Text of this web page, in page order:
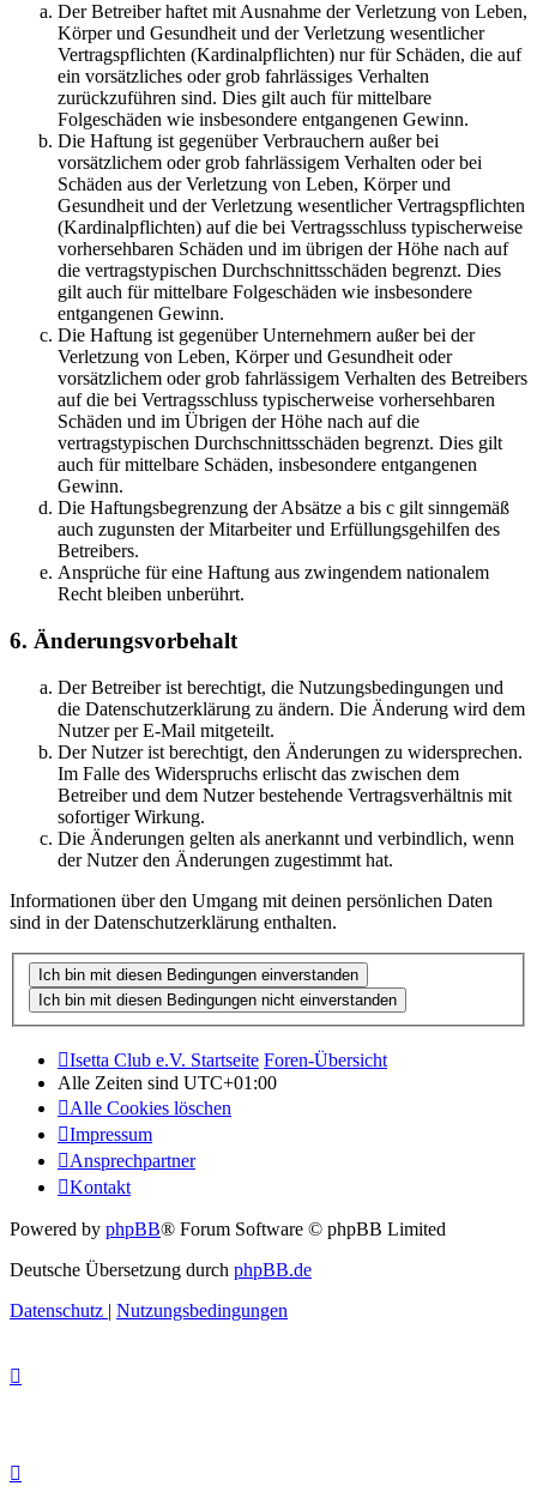
Der Betreiber haftet mit Ausnahme der Verletzung von Leben,
Körper und Gesundheit und der Verletzung wesentlicher
Vertragspflichten (Kardinalpflichten) nur für Schäden, die auf
ein vorsätzliches oder grob fahrlässiges Verhalten
zurückzuführen sind. Dies gilt auch für mittelbare
Folgeschäden wie insbesondere entgangenen Gewinn.
Die Haftung ist gegenüber Verbrauchern außer bei
vorsätzlichem oder grob fahrlässigem Verhalten oder bei
Schäden aus der Verletzung von Leben, Körper und
Gesundheit und der Verletzung wesentlicher Vertragspflichten
(Kardinalpflichten) auf die bei Vertragsschluss typischerweise
vorhersehbaren Schäden und im übrigen der Höhe nach auf
die vertragstypischen Durchschnittsschäden begrenzt. Dies
gilt auch für mittelbare Folgeschäden wie insbesondere
entgangenen Gewinn.
Die Haftung ist gegenüber Unternehmern außer bei der
Verletzung von Leben, Körper und Gesundheit oder
vorsätzlichem oder grob fahrlässigem Verhalten des Betreibers
auf die bei Vertragsschluss typischerweise vorhersehbaren
Schäden und im Übrigen der Höhe nach auf die
vertragstypischen Durchschnittsschäden begrenzt. Dies gilt
auch für mittelbare Schäden, insbesondere entgangenen
Gewinn.
Die Haftungsbegrenzung der Absätze a bis c gilt sinngemäß
auch zugunsten der Mitarbeiter und Erfüllungsgehilfen des
Betreibers.
Ansprüche für eine Haftung aus zwingendem nationalem
Recht bleiben unberührt.
6. Änderungsvorbehalt
Der Betreiber ist berechtigt, die Nutzungsbedingungen und
die Datenschutzerklärung zu ändern. Die Änderung wird dem
Nutzer per E-Mail mitgeteilt.
Der Nutzer ist berechtigt, den Änderungen zu widersprechen.
Im Falle des Widerspruchs erlischt das zwischen dem
Betreiber und dem Nutzer bestehende Vertragsverhältnis mit
sofortiger Wirkung.
Die Änderungen gelten als anerkannt und verbindlich, wenn
der Nutzer den Änderungen zugestimmt hat.
Informationen über den Umgang mit deinen persönlichen Daten
sind in der Datenschutzerklärung enthalten.
Isetta Club e.V. Startseite Foren-Übersicht
Alle Zeiten sind UTC+01:00
Alle Cookies löschen
Impressum
Ansprechpartner
Kontakt
Powered by phpBB® Forum Software © phpBB Limited
Deutsche Übersetzung durch phpBB.de
Datenschutz | Nutzungsbedingungen